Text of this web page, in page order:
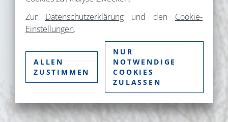
Zur Datenschutzerklärung und den Cookie-
Einstellungen.
ALLEN
ZUSTIMMEN
NUR
NOTWENDIGE
COOKIES
ZULASSEN